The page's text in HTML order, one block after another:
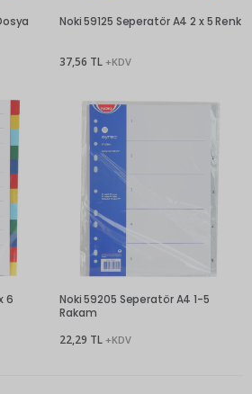
Noki 59125 Seperatör A4 2 x 5 Renk
37,56 TL +KDV
6
Noki 59205 Seperatör A4 1-5
Rakam
22,29 TL +KDV